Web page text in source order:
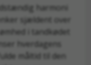
harmoni
sjældent over
i tandkødet
hverdagens
måltid til den